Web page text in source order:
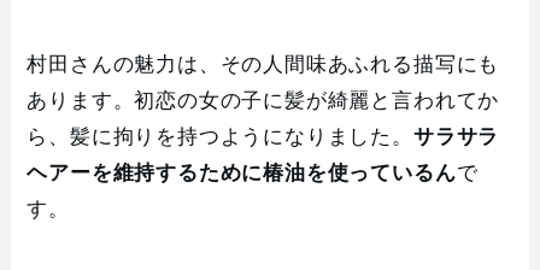
村田さんの魅力は、その人間味あふれる描写にも
あります。初恋の女の子に髪が綺麗と言われてか
ら、髪に拘りを持つようになりました。 サラサラ
ヘアーを維持するために椿油を使っているんで
す。